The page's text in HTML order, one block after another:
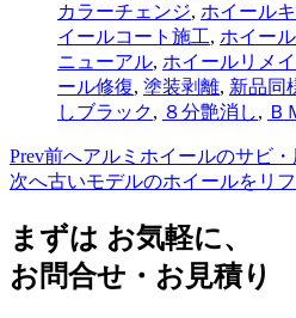
カラーチェンジ, ホイール
イールコート施工, ホイー
ニューアル, ホイールリメ
ール修復, 塗装剥離, 新品同
しブラック, ８分艶消し, Ｂ
Prev前へアルミホイールのサビ・
次へ古いモデルのホイールをリ
まずは お気軽に、
お問合せ・お見積り